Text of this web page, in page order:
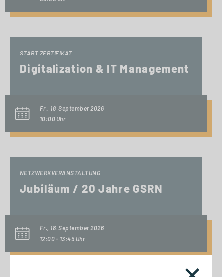
START ZERTIFIKAT
Digitalization & IT Management
Fr., 18. September 2026
10:00 Uhr
NETZWERKVERANSTALTUNG
Jubiläum / 20 Jahre GSRN
Fr., 18. September 2026
12:00 - 13:45 Uhr